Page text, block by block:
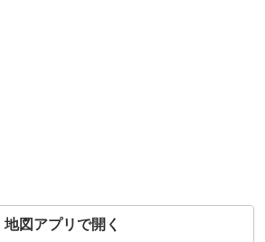
地図アプリで開く